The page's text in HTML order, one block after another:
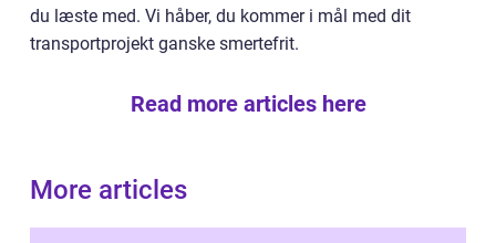
du læste med. Vi håber, du kommer i mål med dit
transportprojekt ganske smertefrit.
Read more articles here
More articles